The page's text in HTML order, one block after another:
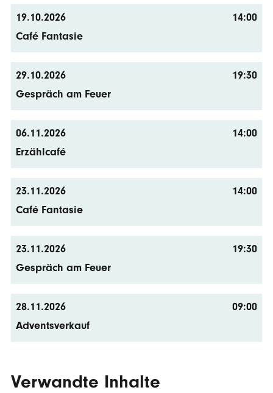
19.10.2026
14:00
Café Fantasie
29.10.2026
19:30
Gespräch am Feuer
06.11.2026
14:00
Erzählcafé
23.11.2026
14:00
Café Fantasie
23.11.2026
19:30
Gespräch am Feuer
28.11.2026
09:00
Adventsverkauf
Verwandte Inhalte